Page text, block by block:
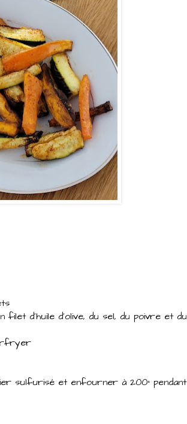
filet d'huile d'olive, du sel, du poivre et du
sulfurisé et enfourner à 200° pendant